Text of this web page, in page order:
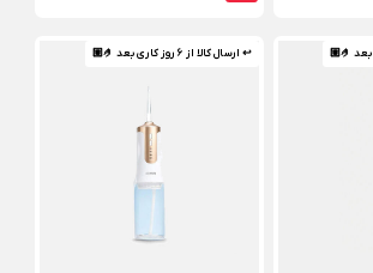
↩ ارسال کالا از 6 روز کاری بعد 🤌🏼